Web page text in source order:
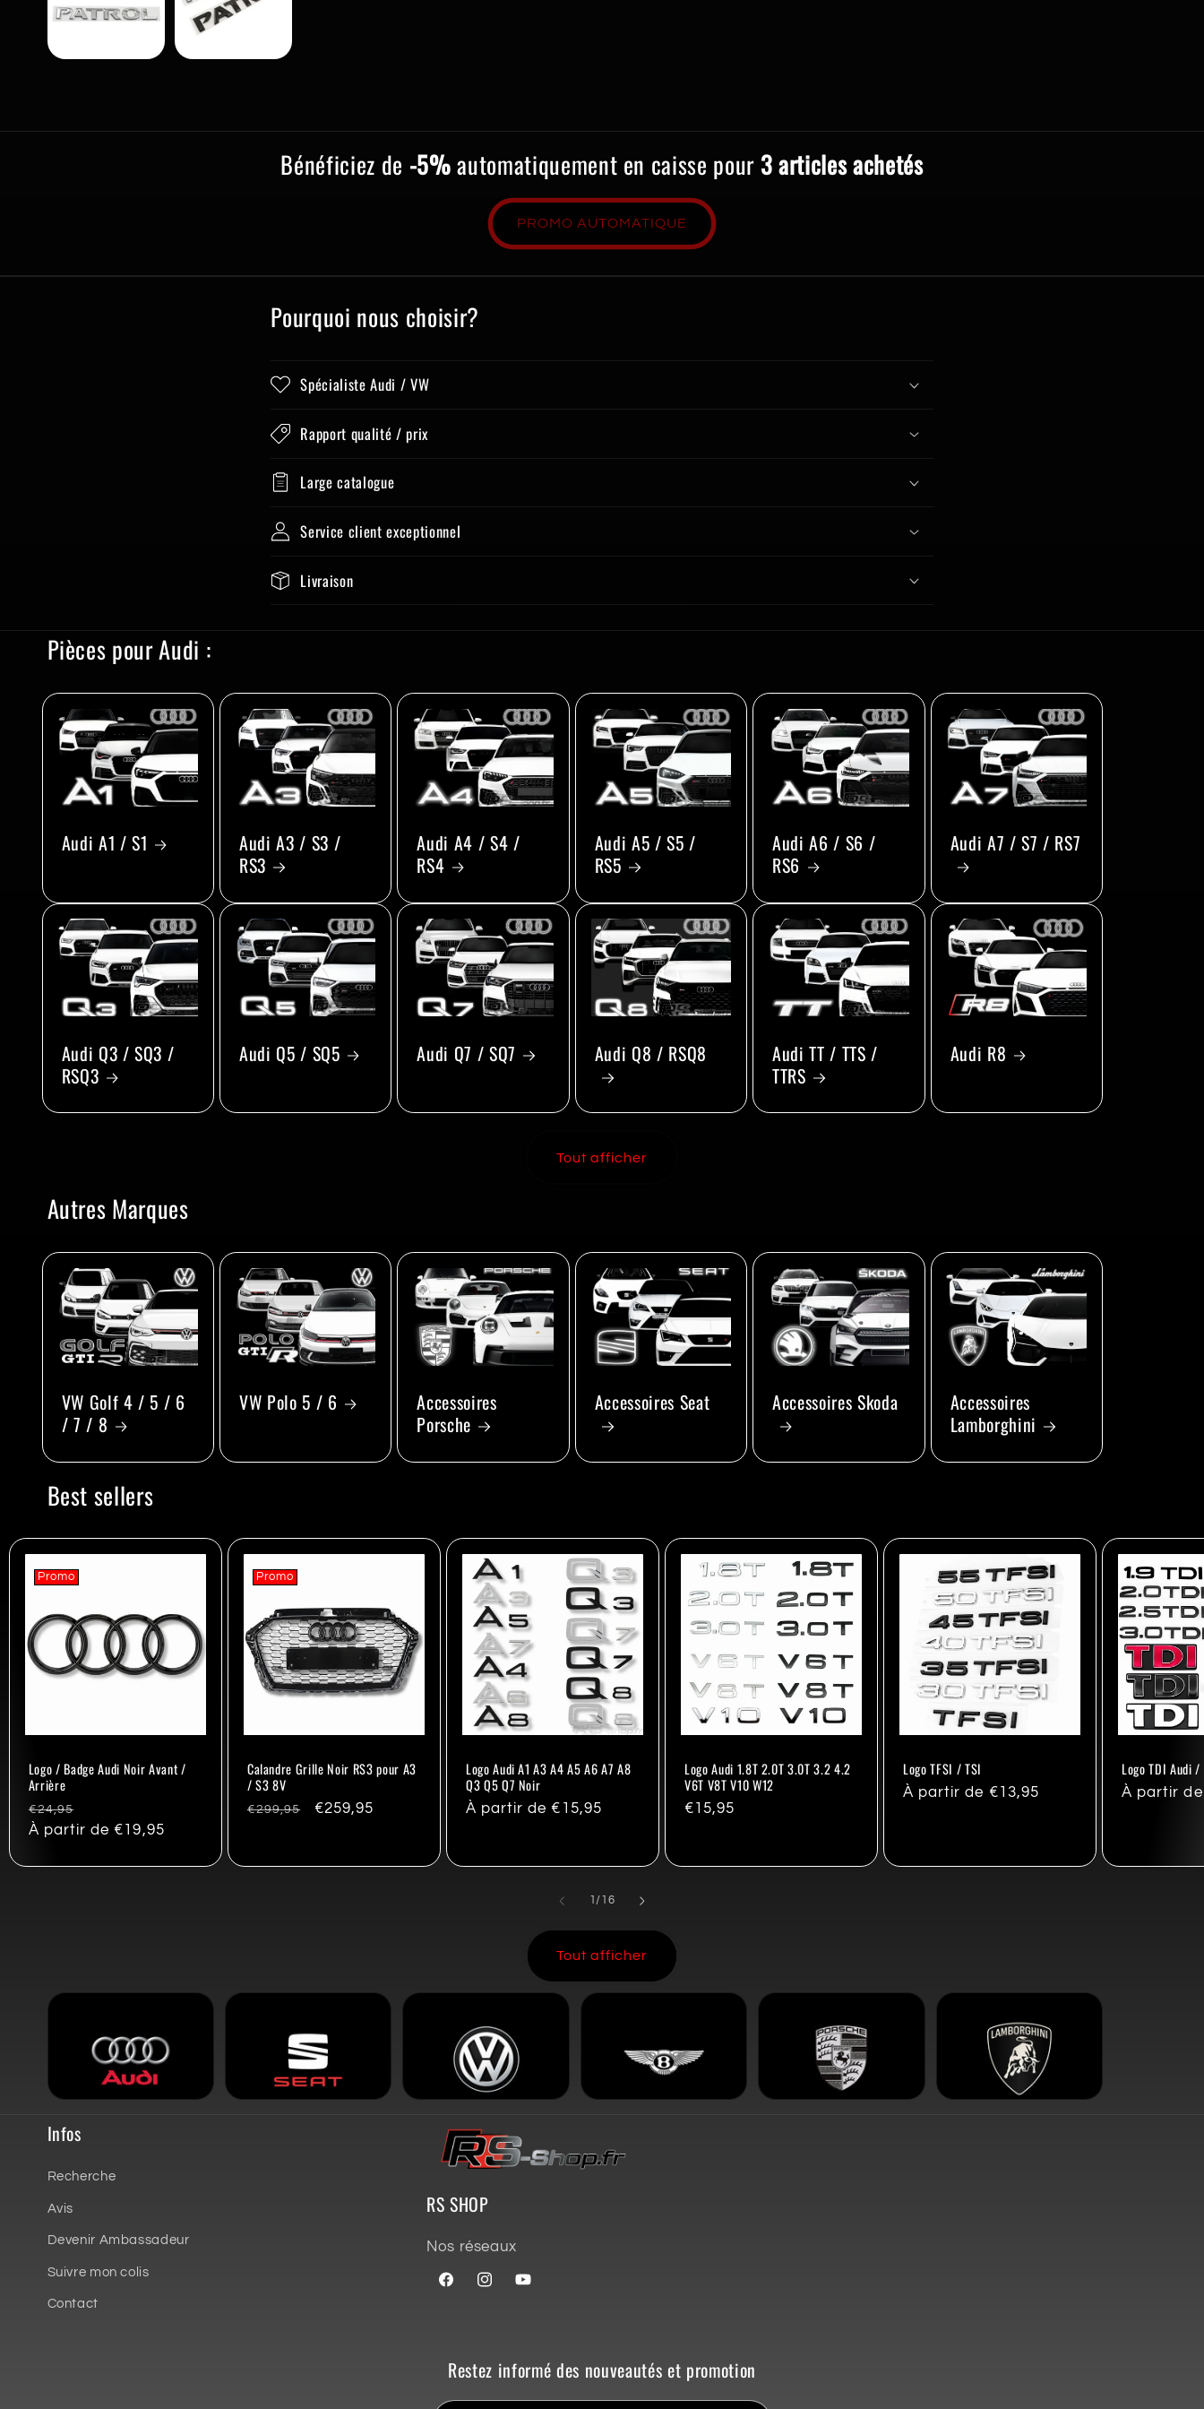
Bénéficiez de -5%automatiquement en caisse pour 3 articles achetés
PROMO AUTOMATIQUE
Pourquoi nous choisir?
Spécialiste Audi / VW
Rapport qualité / prix
Large catalogue
Service client exceptionnel
Livraison
Pièces pour Audi :
Audi A1 / S1
Audi A3 / S3 /
RS3
Audi A4 / S4 /
RS4
Audi A5 / S5 /
RS5
Audi A6 / S6 /
RS6
Audi A7 / S7 / RS7
Audi Q3 / SQ3 /
RSQ3
Audi Q5 / SQ5 Audi Q7 / SQ7 Audi Q8 / RSQ8
Audi TT / TTS /
TTRS
Audi R8
Tout afficher
Autres Marques
VW Golf 4 / 5 / 6
/ 7 / 8
VW Polo 5 / 6
Accessoires
Porsche
Accessoires Seat Accessoires Skoda
Accessoires
Lamborghini
Best sellers
Promo
Logo / Badge Audi Noir Avant /
Arrière
Prix
habituel
€24,95
À partir de €19,95
Promo
Calandre Grille Noir RS3 pour A3
/ S3 8V
Prix
€299,95 Promo
€259,95
Logo Audi A1 A3 A4 A5 A6 A7 A8
Q3 Q5 Q7 Noir
Prix
À partir de €15,95
Logo Audi 1.8T 2.0T 3.0T 3.2 4.2
V6T V8T V10 W12
Prix
€15,95
Logo TFSI / TSI
Prix
À partir de €13,95
Logo TDI Audi /
Prix
À partir
1 /de
16
Tout afficher
Infos
Recherche
Avis
Devenir Ambassadeur
Suivre mon colis
Contact
RS SHOP
Nos réseaux
FacebookInstagramYouTube
Restez informé des nouveautés et promotion